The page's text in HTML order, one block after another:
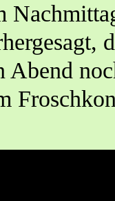
Abend